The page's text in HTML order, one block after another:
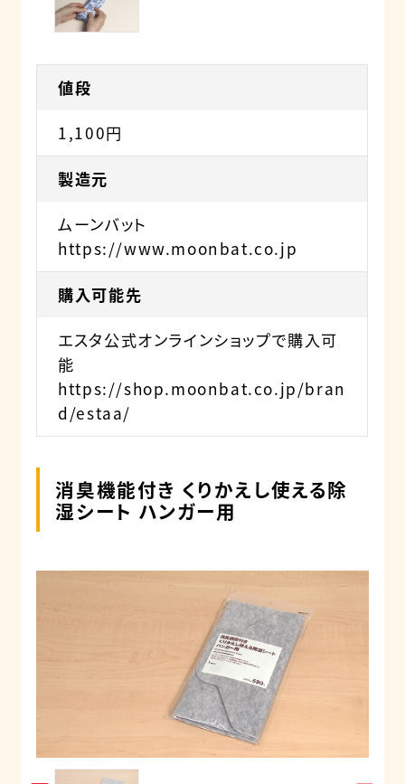
値段
1,100円
製造元
ムーンバット
https://www.moonbat.co.jp
購入可能先
エスタ公式オンラインショップで購入可
能
https://shop.moonbat.co.jp/bran
d/estaa/
消臭機能付き くりかえし使える除
湿シート ハンガー用